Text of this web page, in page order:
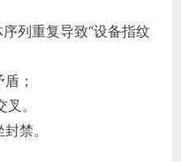
列重复导致“设备指纹
；
。
禁。